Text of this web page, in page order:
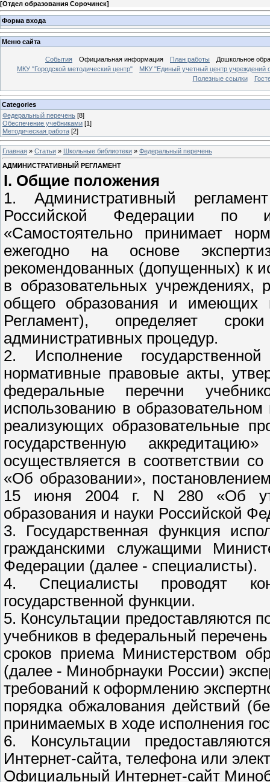
[Отдел образования Сорочинск]
Форма входа
Меню сайта
События Официальная информация План работы
Дошкольное
МКУ "Городской методический центр"
МКУ "Единый учетный центр учреждений
Полезные ссылки
Categories
Федеральный перечень [8]
Обеспечение учебниками [1]
Методическая работа [2]
Главная » Статьи » Школьные библиотеки » Федеральный перечень
АДМИНИСТРАТИВНЫЙ РЕГЛАМЕНТ
I. Общие положения
1. Административный
Российской Федерации по
«Самостоятельно принимает
ежегодно на основе
рекомендованных (допущенных) к
в образовательных учреждениях,
общего образования и имеющих
Регламент), определяет
административных процедур.
2. Исполнение
нормативные правовые акты,
федеральные перечни
использованию в
реализующих образовательные
государственную
осуществляется в соответствии
«Об образовании»,
15 июня 2004 г. N 280 «Об
образования и науки Российской
3. Государственная функция
гражданскими служащими
Федерации (далее - специалисты).
4. Специалисты проводят
государственной функции.
5. Консультации предоставляются
учебников в федеральный перечень
сроков приема Министерством
(далее - Минобрнауки России)
требований к оформлению
порядка обжалования действий
принимаемых в ходе исполнения
6. Консультации
Интернет-сайта, телефона или
Официальный Интернет-сайт